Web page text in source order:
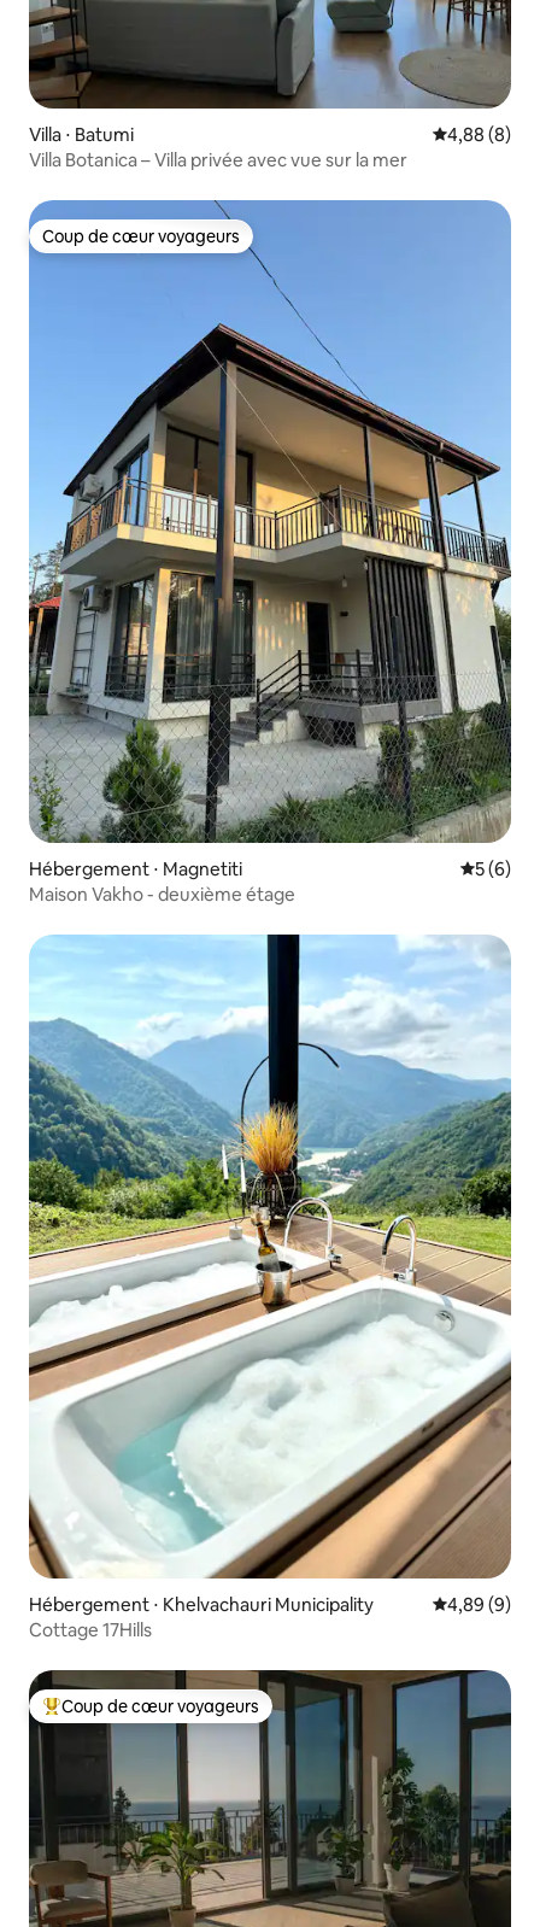
Villa ⋅ Batumi Évaluation
4,88 (8)
Villa Botanica – Villa privée avec vue sur la mer
Coup de cœur voyageurs
Coup de cœur voyageurs
Hébergement ⋅ Magnetiti
5 (6)
Maison Vakho - deuxième étage
Hébergement ⋅ Khelvachauri Municipality Évaluation
4,89 (9)
Cottage 17Hills
Coups de cœur voyageurs les plus appréciés
Coup de cœur voyageurs